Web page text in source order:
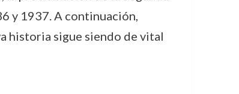
y 1937. A continuación,
historia sigue siendo de vital